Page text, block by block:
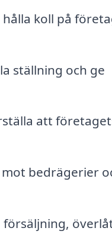
koll på
ställning och ge
att
bedrägerier